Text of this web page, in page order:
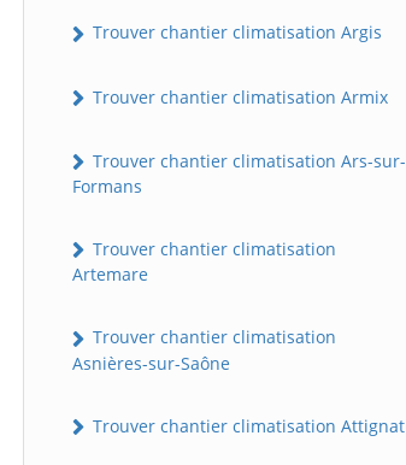
Trouver chantier climatisation Argis
Trouver chantier climatisation Armix
Trouver chantier climatisation Ars-sur-
Formans
Trouver chantier climatisation
Artemare
Trouver chantier climatisation
Asnières-sur-Saône
Trouver chantier climatisation Attignat